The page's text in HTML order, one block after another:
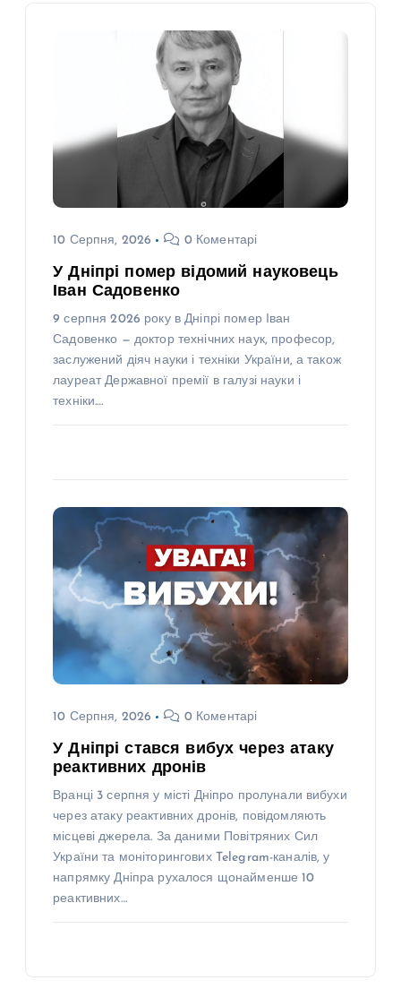
10 Серпня, 2026 0 Коментарі
У Дніпрі помер відомий науковець
Іван Садовенко
9 серпня 2026 року в Дніпрі помер Іван
Садовенко — доктор технічних наук, професор,
заслужений діяч науки і техніки України, а також
лауреат Державної премії в галузі науки і
техніки.…
10 Серпня, 2026 0 Коментарі
У Дніпрі стався вибух через атаку
реактивних дронів
Вранці 3 серпня у місті Дніпро пролунали вибухи
через атаку реактивних дронів, повідомляють
місцеві джерела. За даними Повітряних Сил
України та моніторингових Telegram-каналів, у
напрямку Дніпра рухалося щонайменше 10
реактивних…